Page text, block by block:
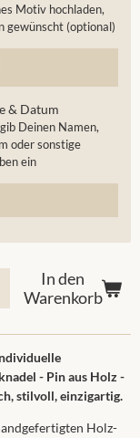
Motiv hochladen,
gewünscht (optional)
& Datum
Deinen Namen,
oder sonstige
ein
In den
Warenkorb
- Pin aus Holz -
stilvoll, einzigartig.
Holz-